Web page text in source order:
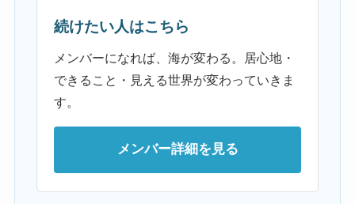
続けたい人はこちら
メンバーになれば、海が変わる。居心地・
できること・見える世界が変わっていきま
す。
メンバー詳細を見る